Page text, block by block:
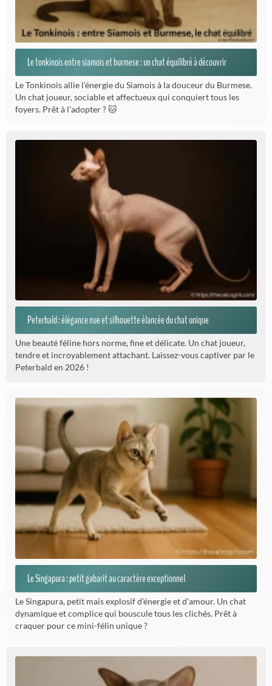
Le tonkinois entre siamois et burmese : un chat équilibré à découvrir
Le Tonkinois allie l’énergie du Siamois à la douceur du Burmese.
Un chat joueur, sociable et affectueux qui conquiert tous les
foyers. Prêt à l’adopter ? 🐱
Peterbald : élégance nue et silhouette élancée du chat unique
Une beauté féline hors norme, fine et délicate. Un chat joueur,
tendre et incroyablement attachant. Laissez-vous captiver par le
Peterbald en 2026 !
Le Singapura : petit gabarit au caractère exceptionnel
Le Singapura, petit mais explosif d’énergie et d’amour. Un chat
dynamique et complice qui bouscule tous les clichés. Prêt à
craquer pour ce mini-félin unique ?